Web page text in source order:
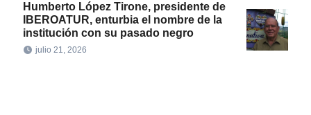
Humberto López Tirone, presidente de
IBEROATUR, enturbia el nombre de la
institución con su pasado negro
julio 21, 2026